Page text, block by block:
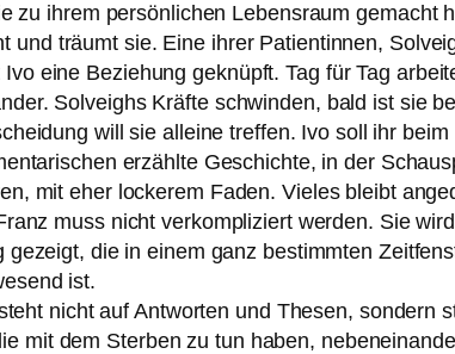
zu ihrem per­sön­li­chen Lebensraum gemacht
und träumt sie. Eine ihrer Patientinnen,
eine Beziehung geknüpft. Tag für Tag
Solveighs Kräfte schwin­den, bald ist sie
will sie allei­ne tref­fen. Ivo soll ihr beim
erzähl­te Geschichte, in der
mit eher locke­rem Faden. Vieles bleibt
muss nicht ver­kom­pli­ziert wer­den. Sie
die in einem ganz bestimm­ten
ist.
nicht auf Antworten und Thesen, son­dern
mit dem Sterben zu tun haben,